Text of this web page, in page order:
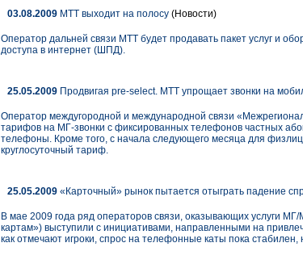
03.08.2009 МТТ выходит на полосу (Новости)
Оператор дальней связи МТТ будет продавать пакет услуг и
доступа в интернет (ШПД).
25.05.2009 Продвигая pre-select. МТТ упрощает звонки на
Оператор междугородной и международной связи
тарифов на МГ-звонки с фиксированных телефонов частных
телефоны. Кроме того, с начала следующего месяца для
круглосуточный тариф.
25.05.2009 «Карточный» рынок пытается отыграть падение
В мае 2009 года ряд операторов связи, оказывающих услуги
картам») выступили с инициативами, направленными на
как отмечают игроки, спрос на телефонные каты пока